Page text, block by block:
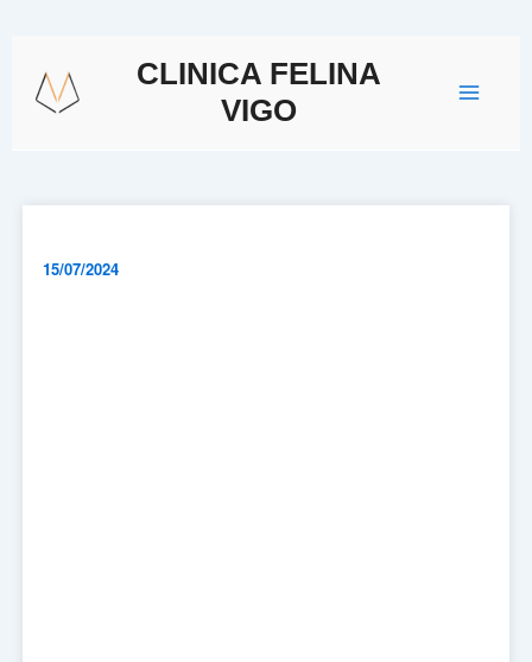
contenido
CLINICA FELINA
VIGO
15/07/2024
entradas